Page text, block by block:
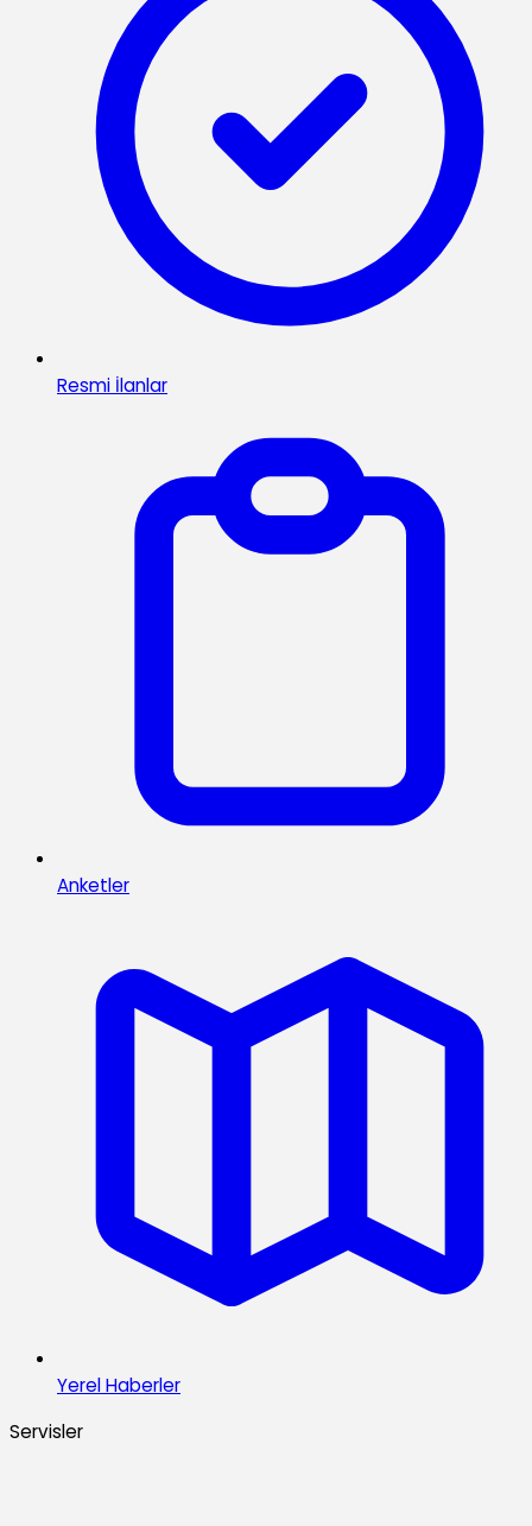
Resmi İlanlar
Anketler
Yerel Haberler
Servisler